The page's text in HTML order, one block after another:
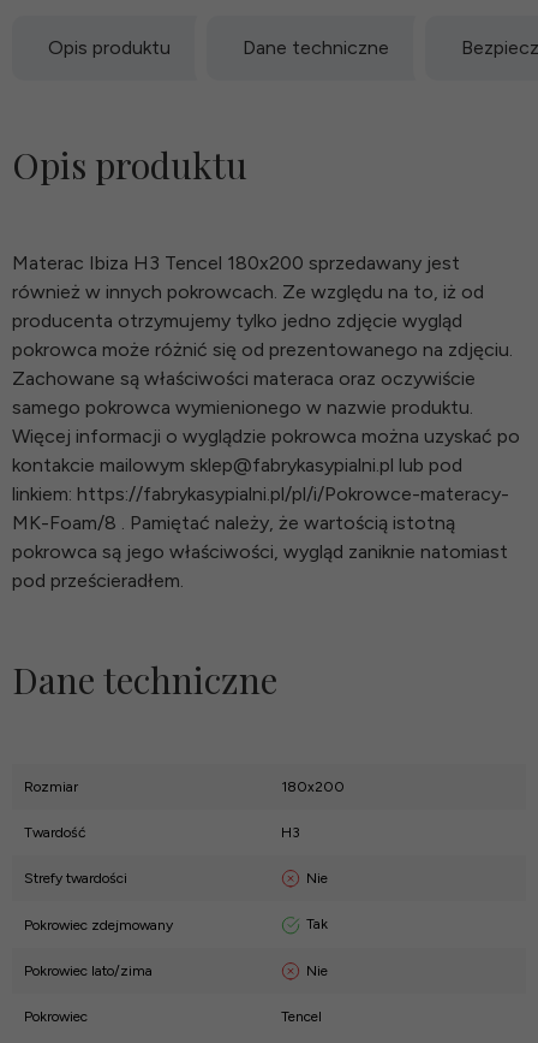
Opis produktu Dane techniczne
Opis produktu
Materac Ibiza H3 Tencel 180x200 sprzedawany jest
również w innych pokrowcach. Ze względu na to, iż od
producenta otrzymujemy tylko jedno zdjęcie wygląd
pokrowca może różnić się od prezentowanego na zdjęciu.
Zachowane są właściwości materaca oraz oczywiście
samego pokrowca wymienionego w nazwie produktu.
Więcej informacji o wyglądzie pokrowca można uzyskać po
kontakcie mailowym sklep@fabrykasypialni.pl lub pod
linkiem: https://fabrykasypialni.pl/pl/i/Pokrowce-materacy-
MK-Foam/8 . Pamiętać należy, że wartością istotną
pokrowca są jego właściwości, wygląd zaniknie natomiast
pod prześcieradłem.
Dane techniczne
Rozmiar 180x200
Twardość H3
Strefy twardości Nie
Pokrowiec zdejmowany Tak
Pokrowiec lato/zima Nie
Pokrowiec Tencel